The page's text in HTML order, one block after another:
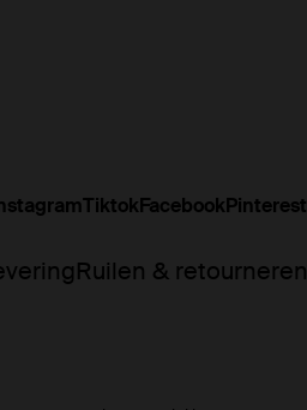
Ruilen & retourneren
TiktokFacebookPinterest